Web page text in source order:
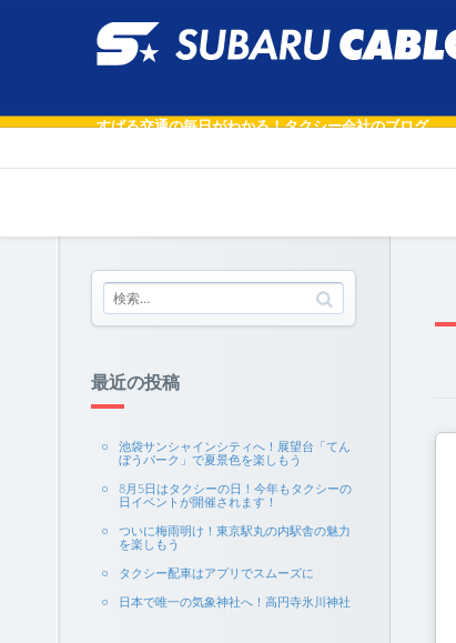
すばる交通の毎日がわかる！タクシー会社のブログ
最近の投稿
池袋サンシャインシティへ！展望台「てん
ぼうパーク」で夏景色を楽しもう
8月5日はタクシーの日！今年もタクシーの
日イベントが開催されます！
ついに梅雨明け！東京駅丸の内駅舎の魅力
を楽しもう
タクシー配車はアプリでスムーズに
日本で唯一の気象神社へ！高円寺氷川神社